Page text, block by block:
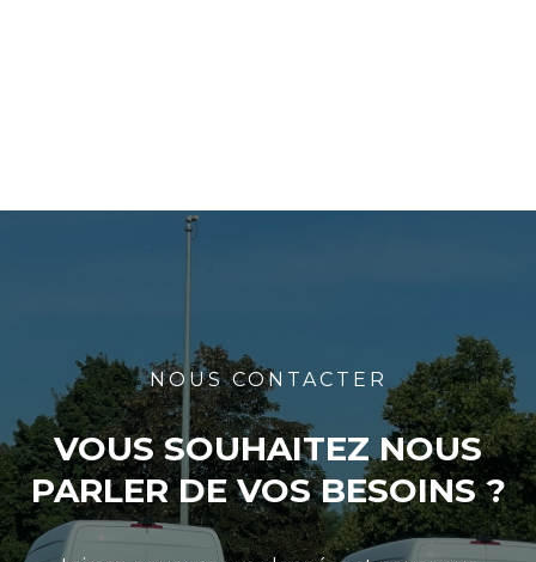
NOUS CONTACTER
VOUS SOUHAITEZ NOUS
PARLER DE VOS BESOINS ?